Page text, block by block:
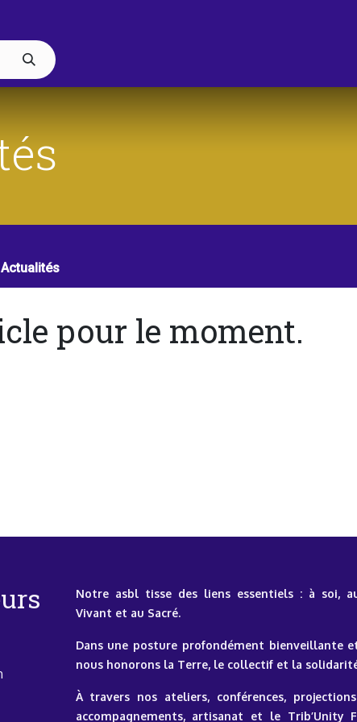
Actualités
pour le moment.
Notre asbl tisse des liens essentiels : à soi,
Vivant et au Sacré.
Dans une posture profondément bienveillante
nous honorons la Terre, le collectif et la
À travers nos ateliers, conférences,
accompagnements, artisanat et le Trib’Unity